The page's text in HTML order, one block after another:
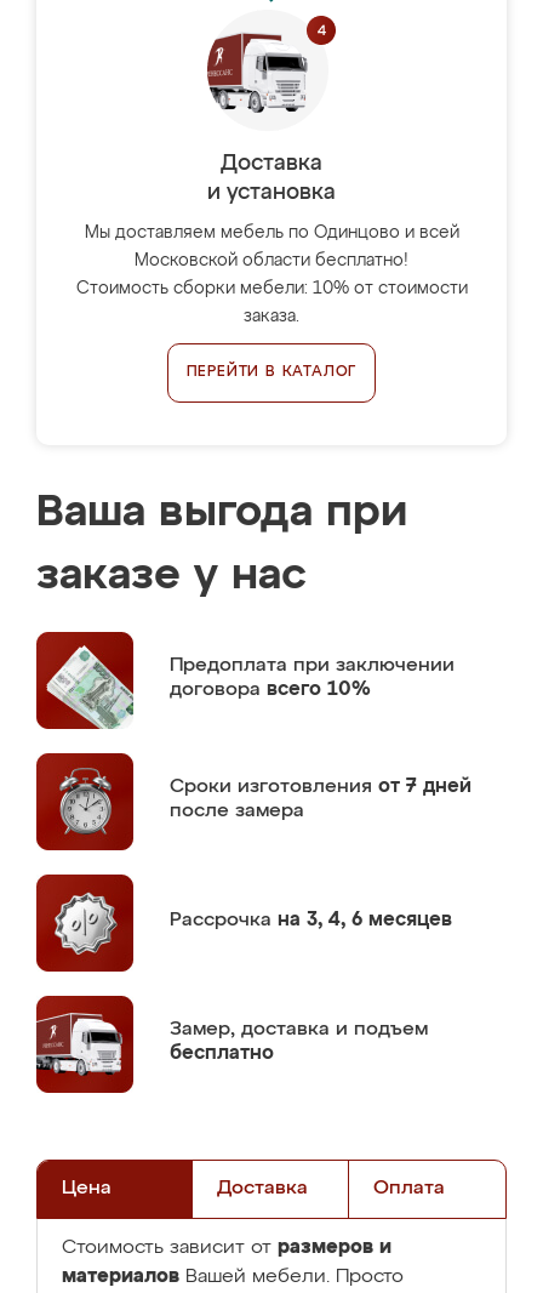
Доставка
и установка
Мы доставляем мебель по Одинцово и всей
Московской области бесплатно!
Стоимость сборки мебели: 10% от стоимости
заказа.
ПЕРЕЙТИ В КАТАЛОГ
Ваша выгода при
заказе у нас
Предоплата при заключении
договора всего 10%
Сроки изготовления от 7 дней
после замера
Рассрочка на 3, 4, 6 месяцев
Замер, доставка и подъем
бесплатно
Цена Доставка Оплата
Стоимость зависит от размеров и
материалов Вашей мебели. Просто